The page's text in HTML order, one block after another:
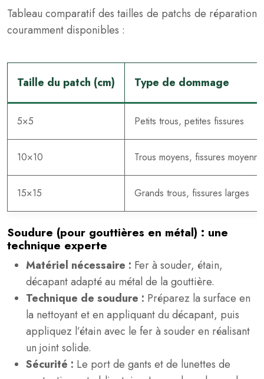
Tableau comparatif des tailles de patchs de réparation
couramment disponibles :
Taille du patch (cm) Type de dommage
5×5 Petits trous, petites fissures
10×10 Trous moyens, fissures
15×15 Grands trous, fissures larges
Soudure (pour gouttières en métal) : une
technique experte
Matériel nécessaire : Fer à souder, étain,
décapant adapté au métal de la gouttière.
Technique de soudure : Préparez la surface en
la nettoyant et en appliquant du décapant, puis
appliquez l’étain avec le fer à souder en réalisant
un joint solide.
Sécurité : Le port de gants et de lunettes de